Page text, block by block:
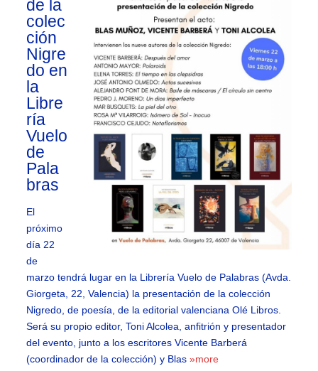
de la
colec
ción
Nigre
do en
la
Libre
ría
Vuelo
de
Pala
bras
El
próximo
día 22
de
marzo tendrá lugar en la Librería Vuelo de Palabras (Avda.
Giorgeta, 22, Valencia) la presentación de la colección
Nigredo, de poesía, de la editorial valenciana Olé Libros.
Será su propio editor, Toni Alcolea, anfitrión y presentador
del evento, junto a los escritores Vicente Barberá
(coordinador de la colección) y Blas»more